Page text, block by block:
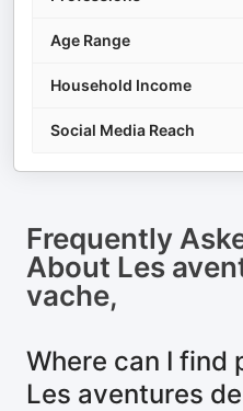
Age Range
Household Income
Social Media Reach
Frequently
About Les
vache,
Where can I find
Les aventures